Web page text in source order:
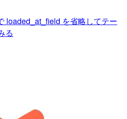
loaded_at_field を省略してテー
る